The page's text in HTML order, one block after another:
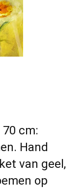
cm:
Hand
van geel,
op